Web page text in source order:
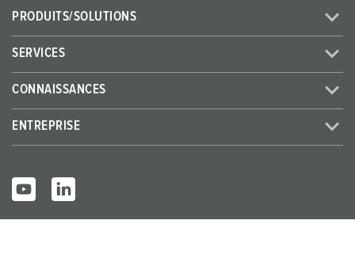
PRODUITS/SOLUTIONS
SERVICES
CONNAISSANCES
ENTREPRISE